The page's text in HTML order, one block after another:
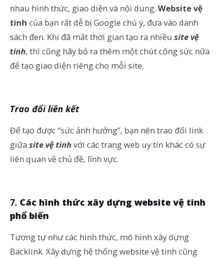
nhau hình thức, giao diện và nội dung. Website vệ
tinh của bạn rất dễ bị Google chú ý, đưa vào danh
sách đen. Khi đã mất thời gian tạo ra nhiều site vệ
tinh, thì cũng hãy bỏ ra thêm một chút công sức nữa
để tạo giao diện riêng cho mỗi site.
Trao đổi liên kết
Để tạo được “sức ảnh hưởng”, bạn nên trao đổi link
giữa site vệ tinh với các trang web uy tín khác có sự
liên quan về chủ đề, lĩnh vực.
Các hình thức xây dựng website vệ tinh
phổ biến
Tương tự như các hình thức, mô hình xây dựng
Backlink. Xây dựng hệ thống website vệ tinh cũng